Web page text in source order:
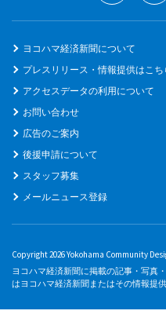
ヨコハマ経済新聞について
プレスリリース・情報提供はこち
アクセスデータの利用について
お問い合わせ
広告のご案内
後援申請について
スタッフ募集
メールニュース登録
Copyright 2026 Yokohama Community
ヨコハマ経済新聞に掲載の記事・写真
はヨコハマ経済新聞またはその情報提供